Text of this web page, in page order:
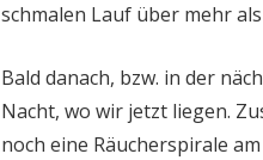
schmalen Lauf über mehr
Bald danach, bzw. in der
Nacht, wo wir jetzt liegen.
noch eine Räucherspirale